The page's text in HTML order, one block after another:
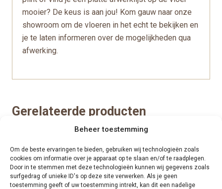
Beheer toestemming
Om de beste ervaringen te bieden, gebruiken wij technologieën zoals
cookies om informatie over je apparaat op te slaan en/of te raadplegen.
Door in te stemmen met deze technologieën kunnen wij gegevens zoals
surfgedrag of unieke ID's op deze site verwerken. Als je geen
toestemming geeft of uw toestemming intrekt, kan dit een nadelige
mooier? De keus is aan jou! Kom gauw naar onze
showroom om de vloeren in het echt te bekijken en
je te laten informeren over de mogelijkheden qua
afwerking.
Gerelateerde producten
ACTIE 10% korting